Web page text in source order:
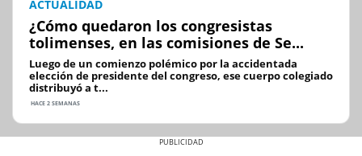
ACTUALIDAD
¿Cómo quedaron los congresistas
tolimenses, en las comisiones de Se...
Luego de un comienzo polémico por la accidentada
elección de presidente del congreso, ese cuerpo colegiado
distribuyó a t...
HACE 2 SEMANAS